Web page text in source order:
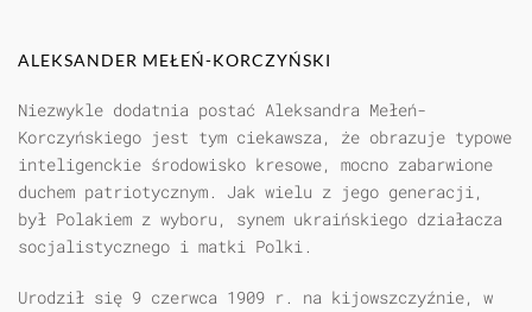
ALEKSANDER MEŁEŃ-KORCZYŃSKI
Niezwykle dodatnia postać Aleksandra Mełeń-
Korczyńskiego jest tym ciekawsza, że obrazuje typowe
inteligenckie środowisko kresowe, mocno zabarwione
duchem patriotycznym. Jak wielu z jego generacji,
był Polakiem z wyboru, synem ukraińskiego działacza
socjalistycznego i matki Polki.
Urodził się 9 czerwca 1909 r. na kijowszczyźnie, w